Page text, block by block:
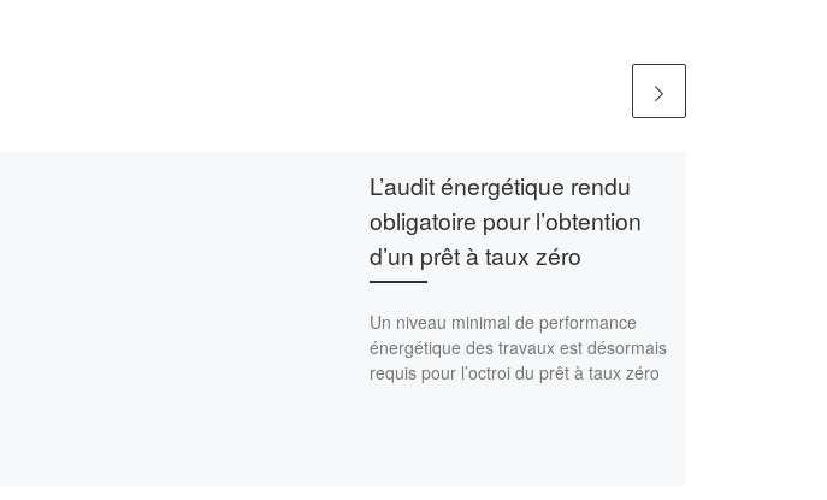
L’audit énergétique rendu
obligatoire pour l’obtention
d’un prêt à taux zéro
Un niveau minimal de performance
énergétique des travaux est désormais
requis pour l’octroi du prêt à taux zéro